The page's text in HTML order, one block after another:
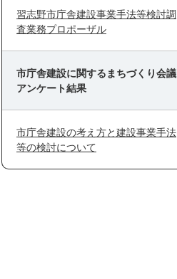
習志野市庁舎建設事業手法等検討調
査業務プロポーザル
市庁舎建設に関するまちづくり会議
アンケート結果
市庁舎建設の考え方と建設事業手法
等の検討について